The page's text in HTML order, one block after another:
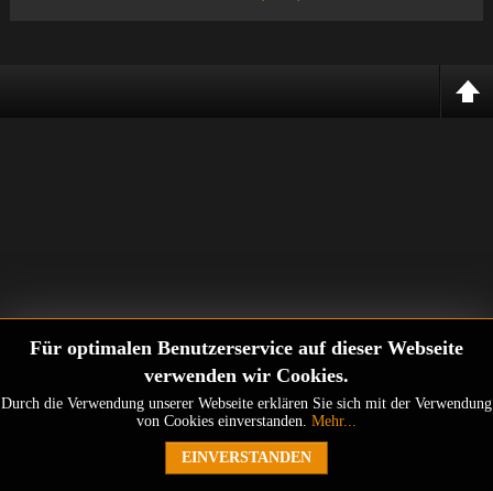
Für optimalen Benutzerservice auf dieser Webseite
verwenden wir Cookies.
Durch die Verwendung unserer Webseite erklären Sie sich mit der Verwendung
von Cookies einverstanden. Mehr...
EINVERSTANDEN